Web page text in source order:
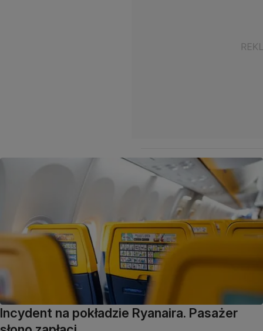
Incydent na pokładzie Ryanaira. Pasażer